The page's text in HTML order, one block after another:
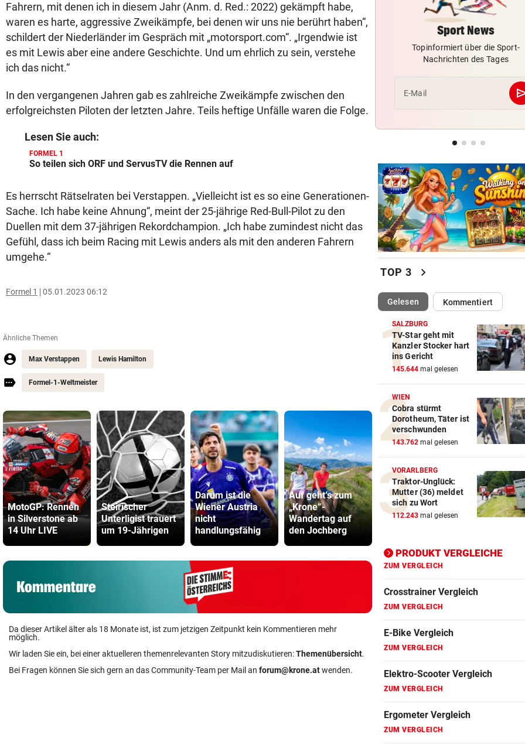
Fahrern, mit denen ich in diesem Jahr (Anm. d. Red.: 2022) gekämpft habe,
waren es harte, aggressive Zweikämpfe, bei denen wir uns nie berührt haben“,
schildert der Niederländer im Gespräch mit „motorsport.com“. „Irgendwie ist
es mit Lewis aber eine andere Geschichte. Und um ehrlich zu sein, verstehe
ich das nicht.“
In den vergangenen Jahren gab es zahlreiche Zweikämpfe zwischen den
erfolgreichsten Piloten der letzten Jahre. Teils heftige Unfälle waren die Folge.
Lesen Sie auch:
FORMEL 1
So teilen sich ORF und ServusTV die Rennen auf
Es herrscht Rätselraten bei Verstappen. „Vielleicht ist es so eine Generationen-
Sache. Ich habe keine Ahnung“, meint der 25-jährige Red-Bull-Pilot zu den
Duellen mit dem 37-jährigen Rekordchampion. „Ich habe zumindest nicht das
Gefühl, dass ich beim Racing mit Lewis anders als mit den anderen Fahrern
umgehe.“
Formel 1 05.01.2023 06:12
Ähnliche Themen
Max Verstappen Lewis Hamilton
Formel-1-Weltmeister
MotoGP: Rennen
in Silverstone ab
14 Uhr LIVE
Steirischer
Unterligist trauert
um 19-Jährigen
Darum ist die
Wiener Austria
nicht
handlungsfähig
Auf geht‘s zum
„Krone“-
Wandertag auf
den Jochberg
„Unart, bei
Postenbesetzunge
n im ORF
Frau in
Waren es
Da dieser Artikel älter als 18 Monate ist, ist zum jetzigen Zeitpunkt kein Kommentieren mehr
möglich.
Wir laden Sie ein, bei einer aktuelleren themenrelevanten Story mitzudiskutieren:Themenübersicht.
Bei Fragen können Sie sich gern an das Community-Team per Mail an forum@krone.atwenden.
Haris Tabakovic: Der
Bankkaufmann mit
FUSSBALL-BUNDESLIGA
Darum ist die Wiener Austria
handlungsfähig
WAC keine Option
Supercup lockt die Fan-
nach Salzburg
Sport News
Topinformiert über die Sport-
Nachrichten des Tages
E-Mail
TOP 3 chevron_right
Gelesen(ausgewählt)Kommentiert
SALZBURG
TV-Star geht mit
Kanzler Stocker hart
ins Gericht
145.644 mal gelesen
WIEN
Cobra stürmt
Dorotheum, Täter ist
verschwunden
143.762 mal gelesen
VORARLBERG
Traktor-Unglück:
Mutter (36) meldet
sich zu Wort
112.243 mal gelesen
PRODUKT VERGLEICHE
Action-Cam Vergleich
ZUM VERGLEICH
Crosstrainer Vergleich
ZUM VERGLEICH
ZUM VERGLEICH
Elektro-Scooter Vergleich
ZUM VERGLEICH
ZUM VERGLEICH
ZUM VERGLEICH
ZUM VERGLEICH
ZUM VERGLEICH
ZUM VERGLEICH